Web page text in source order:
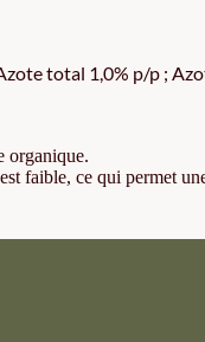
total 1,0% p/p ;
organique.
faible, ce qui permet